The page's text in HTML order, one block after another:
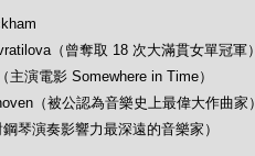
（曾奪取 18 次大滿貫女單冠軍）
演電影 Somewhere in Time）
（被公認為音樂史上最偉大作曲家）
琴演奏影響力最深遠的音樂家）